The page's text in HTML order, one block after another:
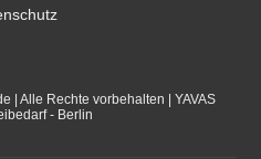
| Alle Rechte vorbehalten | YAVAS
- Berlin